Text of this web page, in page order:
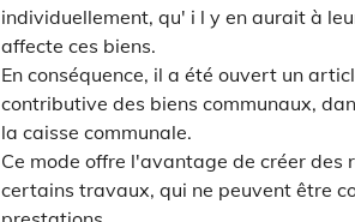
individuellement, qu' i l y en aurait à
affecte ces biens.
En conséquence, il a été ouvert un
contributive des biens communaux,
la caisse communale.
Ce mode offre l'avantage de créer des
certains travaux, qui ne peuvent être